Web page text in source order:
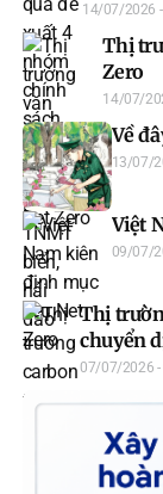
14/07/2026
Thị
Zero
14/07/
Về
13/07/
Việt
09/07/
Thị
chuyển
07/07/2026 -